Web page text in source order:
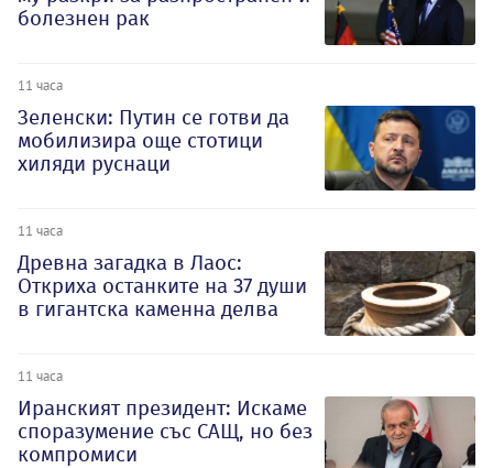
болезнен рак
11 часа
Зеленски: Путин се готви да
мобилизира още стотици
хиляди руснаци
11 часа
Древна загадка в Лаос:
Откриха останките на 37 души
в гигантска каменна делва
11 часа
Иранският президент: Искаме
споразумение със САЩ, но без
компромиси